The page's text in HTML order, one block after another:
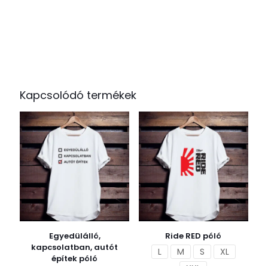
Kapcsolódó termékek
Egyedülálló,
kapcsolatban, autót
építek póló
Ride RED póló
L M S
XL